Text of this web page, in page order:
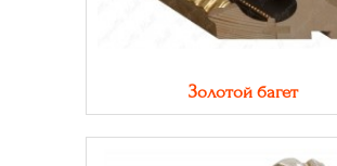
Золотой багет